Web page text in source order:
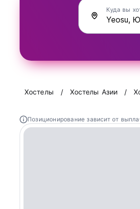
Куда вы
Хостелы Хостелы Азии
Позиционирование зависит от